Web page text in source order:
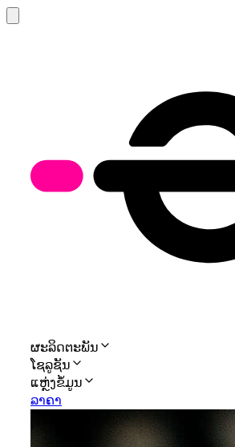
ຜະລິດຕະພັນ
ໂຊລູຊັນ
ແຫຼ່ງຂໍ້ມູນ
ລາຄາ